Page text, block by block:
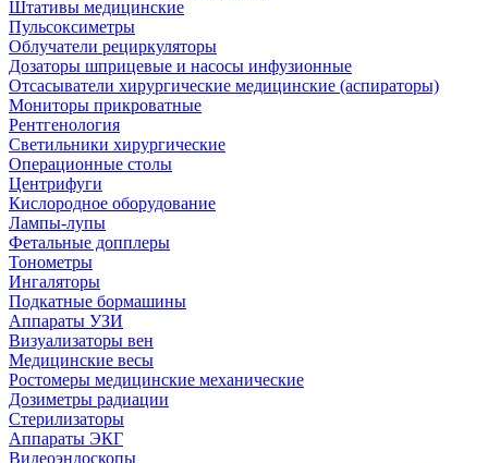
Штативы медицинские
Пульсоксиметры
Облучатели рециркуляторы
Дозаторы шприцевые и насосы инфузионные
Отсасыватели хирургические медицинские (аспираторы)
Мониторы прикроватные
Рентгенология
Светильники хирургические
Операционные столы
Центрифуги
Кислородное оборудование
Лампы-лупы
Фетальные допплеры
Тонометры
Ингаляторы
Подкатные бормашины
Аппараты УЗИ
Визуализаторы вен
Медицинские весы
Ростомеры медицинские механические
Дозиметры радиации
Стерилизаторы
Аппараты ЭКГ
Видеоэндоскопы